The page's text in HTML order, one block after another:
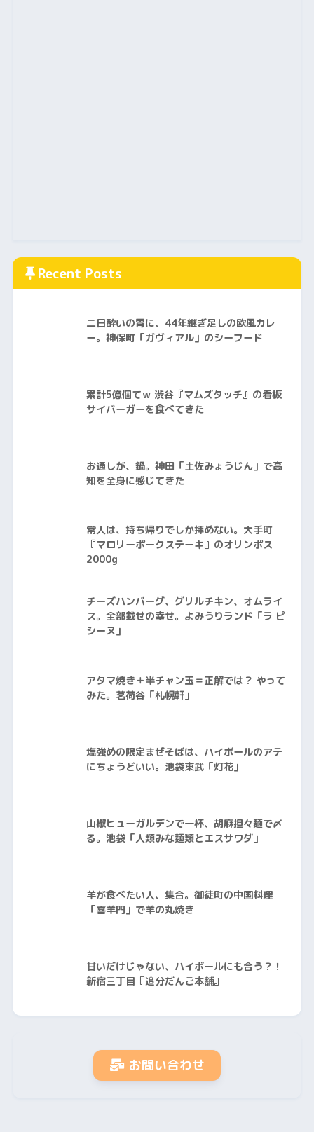
Recent Posts
二日酔いの胃に、44年継ぎ足しの欧風カレ
ー。神保町「ガヴィアル」のシーフード
累計5億個てｗ 渋谷『マムズタッチ』の看板
サイバーガーを食べてきた
お通しが、鍋。神田「土佐みょうじん」で高
知を全身に感じてきた
常人は、持ち帰りでしか拝めない。大手町
『マロリーポークステーキ』のオリンポス
2000g
チーズハンバーグ、グリルチキン、オムライ
ス。全部載せの幸せ。よみうりランド「ラ ピ
シーヌ」
アタマ焼き＋半チャン玉＝正解では？ やって
みた。茗荷谷「札幌軒」
塩強めの限定まぜそばは、ハイボールのアテ
にちょうどいい。池袋東武「灯花」
山椒ヒューガルデンで一杯、胡麻担々麺で〆
る。池袋「人類みな麺類とエスサワダ」
羊が食べたい人、集合。御徒町の中国料理
「喜羊門」で羊の丸焼き
甘いだけじゃない、ハイボールにも合う？！
新宿三丁目『追分だんご本舗』
お問い合わせ